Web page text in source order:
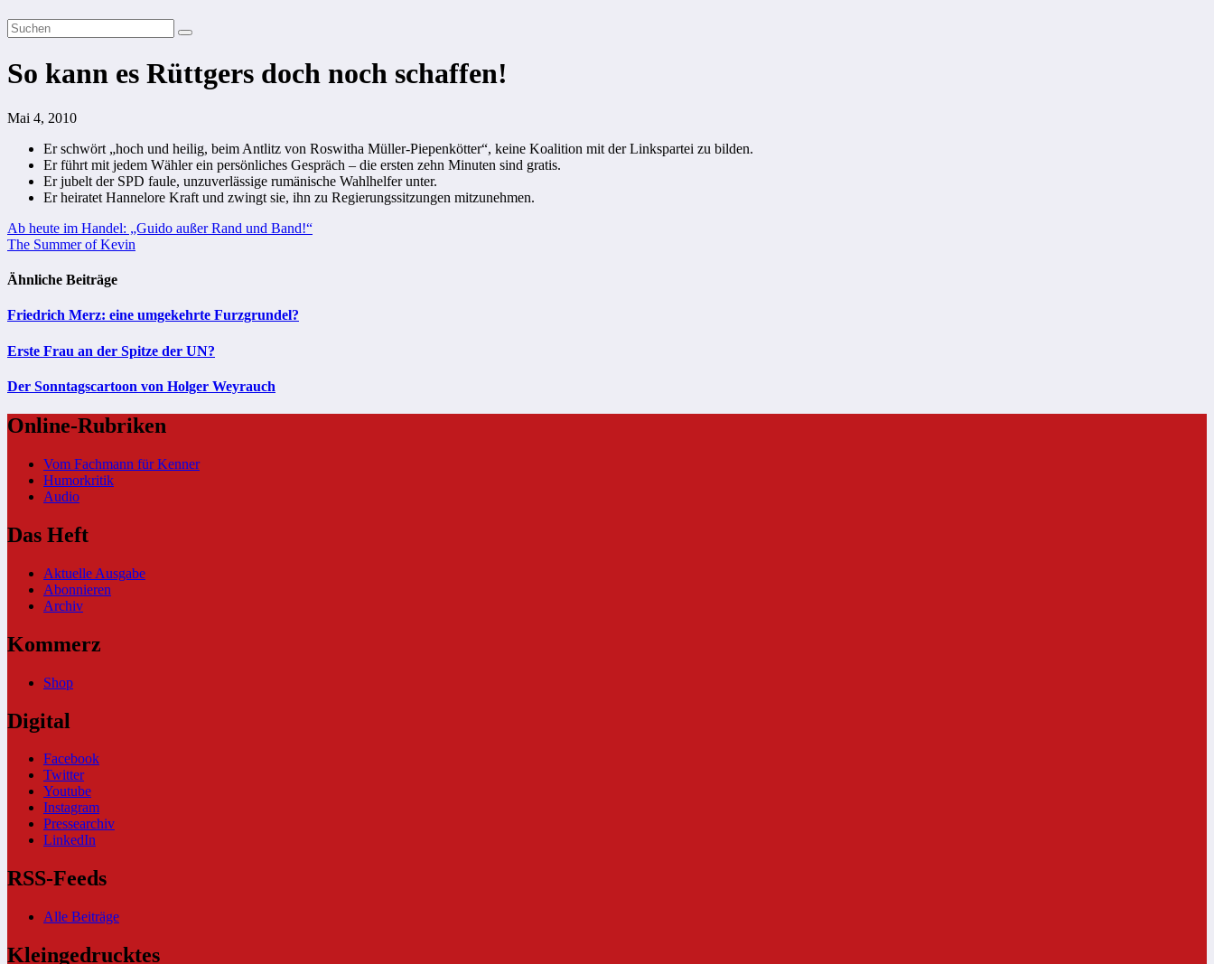
So kann es Rüttgers doch noch schaffen!
Mai 4, 2010
Er schwört „hoch und heilig, beim Antlitz von Roswitha Müller-Piepenkötter“, keine Koalition mit der Linkspartei zu bilden.
Er führt mit jedem Wähler ein persönliches Gespräch – die ersten zehn Minuten sind gratis.
Er jubelt der SPD faule, unzuverlässige rumänische Wahlhelfer unter.
Er heiratet Hannelore Kraft und zwingt sie, ihn zu Regierungssitzungen mitzunehmen.
Beitragsnavigation
Ab heute im Handel: „Guido außer Rand und Band!“
The Summer of Kevin
Ähnliche Beiträge
Friedrich Merz: eine umgekehrte Furzgrundel?
Erste Frau an der Spitze der UN?
Der Sonntagscartoon von Holger Weyrauch
Online-Rubriken
Vom Fachmann für Kenner
Humorkritik
Audio
Das Heft
Aktuelle Ausgabe
Abonnieren
Archiv
Kommerz
Shop
Digital
Facebook
Twitter
Youtube
Instagram
Pressearchiv
LinkedIn
RSS-Feeds
Alle Beiträge
Kleingedrucktes